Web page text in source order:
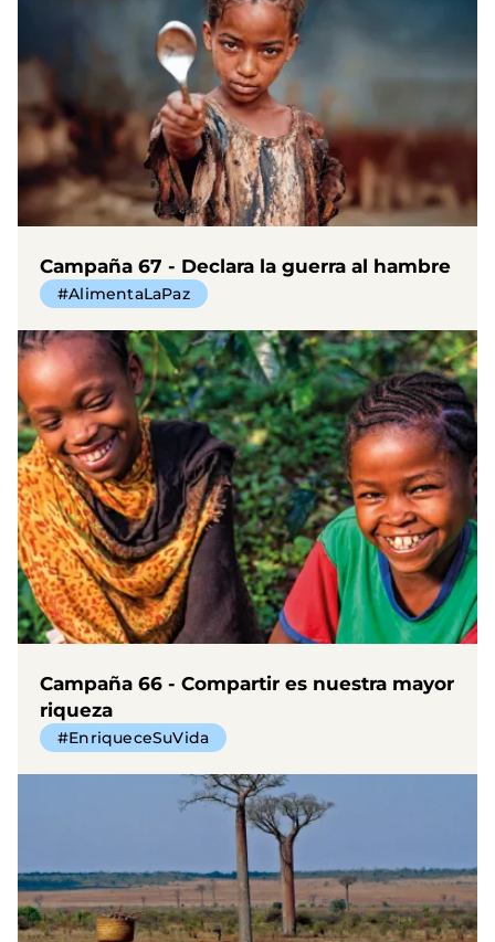
Campaña 67 - Declara la guerra al hambre
#AlimentaLaPaz
Campaña 66 - Compartir es nuestra mayor
riqueza
#EnriqueceSuVida